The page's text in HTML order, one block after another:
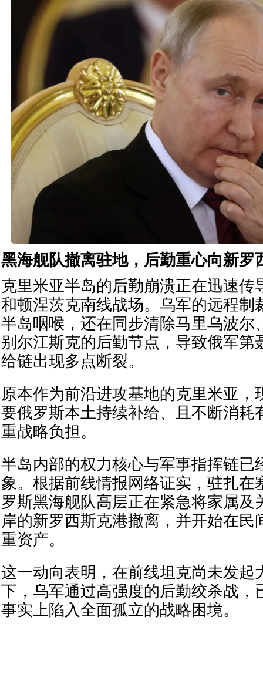
黑海舰队撤离驻地，后勤重心向新罗
克里米亚半岛的后勤崩溃正在迅速传
和顿涅茨克南线战场。乌军的远程制
半岛咽喉，还在同步清除马里乌波尔
别尔江斯克的后勤节点，导致俄军第
给链出现多点断裂。
原本作为前沿进攻基地的克里米亚，
要俄罗斯本土持续补给、且不断消耗
重战略负担。
半岛内部的权力核心与军事指挥链已
象。根据前线情报网络证实，驻扎在
罗斯黑海舰队高层正在紧急将家属及
岸的新罗西斯克港撤离，并开始在民
重资产。
这一动向表明，在前线坦克尚未发起
下，乌军通过高强度的后勤绞杀战，
事实上陷入全面孤立的战略困境。